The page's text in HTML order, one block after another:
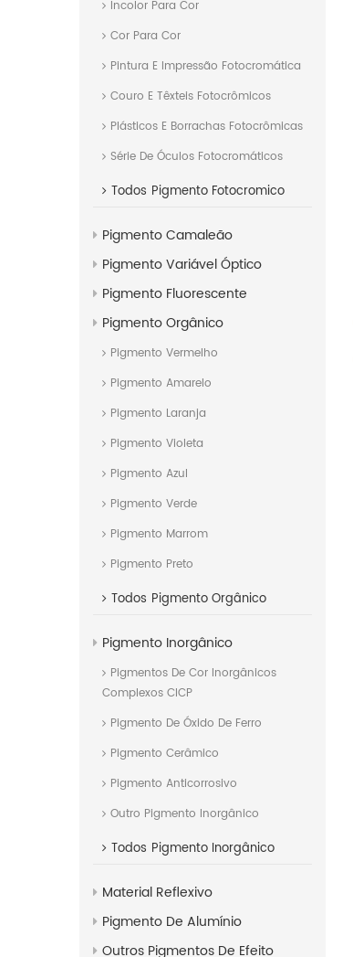
ultrafino
compostos do pó do
Incolor Para Cor
Cor Para Cor
Pintura E Impressão Fotocromática
Couro E Têxteis Fotocrômicos
Plásticos E Borrachas Fotocrômicas
Série De Óculos Fotocromáticos
Todos Pigmento Fotocromico
Pigmento Camaleão
Pigmento Variável Óptico
Pigmento Fluorescente
Pigmento Orgânico
Pigmento Vermelho
Pigmento Amarelo
Pigmento Laranja
Pigmento Violeta
Pigmento Azul
Pigmento Verde
Pigmento Marrom
Pigmento Preto
Todos Pigmento Orgânico
Pigmento Inorgânico
Pigmentos De Cor Inorgânicos
Complexos CICP
Pigmento De Óxido De Ferro
Pigmento Cerâmico
Pigmento Anticorrosivo
Outro Pigmento Inorgânico
Todos Pigmento Inorgânico
Material Reflexivo
Pigmento De Alumínio
Outros Pigmentos De Efeito